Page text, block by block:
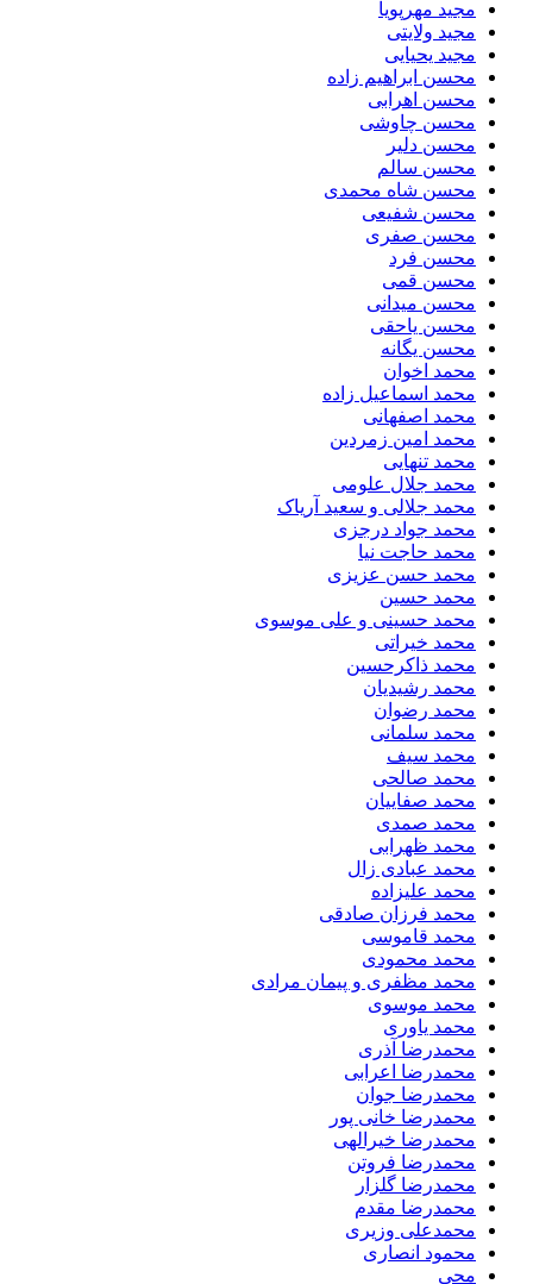
مجید مهرپویا
مجید ولایتی
مجید یحیایی
محسن ابراهیم زاده
محسن اهرابی
محسن چاوشی
محسن دلیر
محسن سالم
محسن شاه محمدی
محسن شفیعی
محسن صفری
محسن فرد
محسن قمی
محسن میدانی
محسن یاحقی
محسن یگانه
محمد اخوان
محمد اسماعیل زاده
محمد اصفهانی
محمد امین زمردین
محمد تنهایی
محمد جلال علومی
محمد جلالی و سعید آریاک
محمد جواد درجزی
محمد حاجت نیا
محمد حسن عزیزی
محمد حسین
محمد حسینی و علی موسوی
محمد خیراتی
محمد ذاکرحسین
محمد رشیدیان
محمد رضوان
محمد سلمانی
محمد سیف
محمد صالحی
محمد صفاییان
محمد صمدی
محمد ظهرابی
محمد عبادی زال
محمد علیزاده
محمد فرزان صادقی
محمد قاموسی
محمد محمودی
محمد مظفری و پیمان مرادی
محمد موسوی
محمد یاوری
محمدرضا آذری
محمدرضا اعرابی
محمدرضا جوان
محمدرضا خانی پور
محمدرضا خیرالهی
محمدرضا فروتن
محمدرضا گلزار
محمدرضا مقدم
محمدعلی وزیری
محمود انصاری
محی